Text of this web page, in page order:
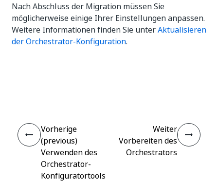
Nach Abschluss der Migration müssen Sie
möglicherweise einige Ihrer Einstellungen anpassen.
Weitere Informationen finden Sie unterAktualisieren
der Orchestrator-Konfiguration.
Vorherige
(previous)
Verwenden des
Orchestrator-
Konfiguratortools
Weiter
Vorbereiten des
Orchestrators